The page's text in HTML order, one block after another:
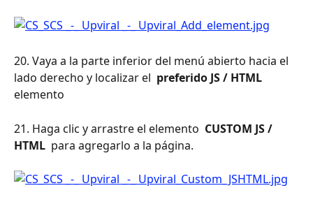
20. Vaya a la parte inferior del menú abierto hacia el
lado derecho y localizar el preferido JS / HTML
elemento
21. Haga clic y arrastre el elemento CUSTOM JS /
HTML para agregarlo a la página.